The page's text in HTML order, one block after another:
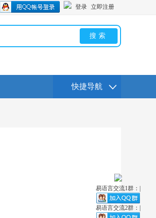
登录 立即注册
搜索
快捷导航
易语言交流1群：|
易语言交流2群：|